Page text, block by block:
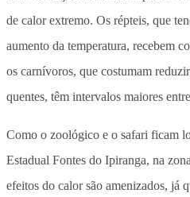
de calor extremo. Os répteis, que
aumento da temperatura, recebem
os carnívoros, que costumam
quentes, têm intervalos maiores
Como o zoológico e o safari ficam
Estadual Fontes do Ipiranga, na
efeitos do calor são amenizados, já